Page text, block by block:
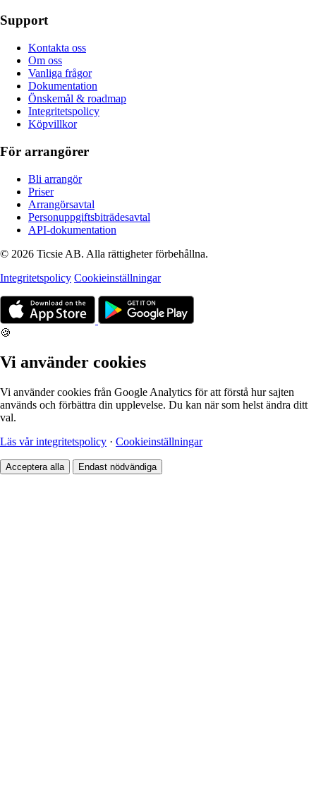
Support
Kontakta oss
Om oss
Vanliga frågor
Dokumentation
Önskemål & roadmap
Integritetspolicy
Köpvillkor
För arrangörer
Bli arrangör
Priser
Arrangörsavtal
Personuppgiftsbiträdesavtal
API-dokumentation
© 2026 Ticsie AB. Alla rättigheter förbehållna.
Integritetspolicy Cookieinställningar
🍪
Vi använder cookies
Vi använder cookies från Google Analytics för att förstå hur sajten
används och förbättra din upplevelse. Du kan när som helst ändra ditt
val.
Läs vår integritetspolicy · Cookieinställningar
Acceptera alla Endast nödvändiga